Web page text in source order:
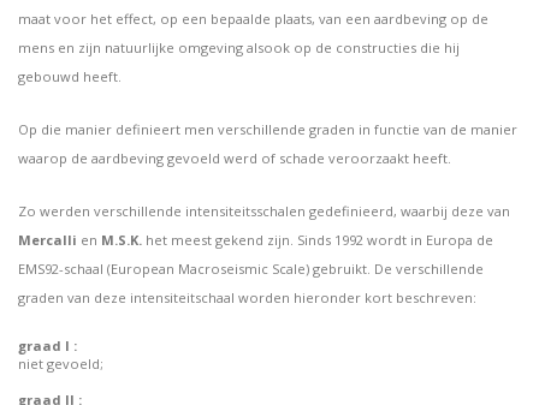
maat voor het effect, op een bepaalde plaats, van een aardbeving op de
mens en zijn natuurlijke omgeving alsook op de constructies die hij
gebouwd heeft.
Op die manier definieert men verschillende graden in functie van de manier
waarop de aardbeving gevoeld werd of schade veroorzaakt heeft.
Zo werden verschillende intensiteitsschalen gedefinieerd, waarbij deze van
Mercalli en M.S.K. het meest gekend zijn. Sinds 1992 wordt in Europa de
EMS92-schaal (European Macroseismic Scale) gebruikt. De verschillende
graden van deze intensiteitschaal worden hieronder kort beschreven:
graad I :
niet gevoeld;
graad II :